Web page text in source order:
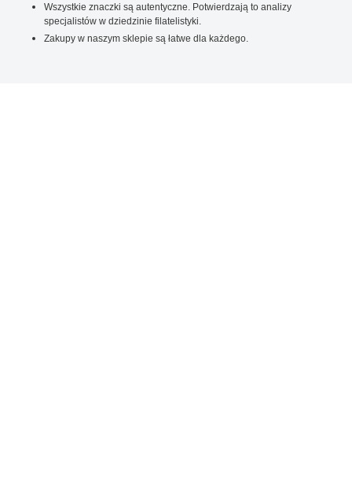
Wszystkie znaczki są autentyczne. Potwierdzają to analizy
specjalistów w dziedzinie filatelistyki.
Zakupy w naszym sklepie są łatwe dla każdego.